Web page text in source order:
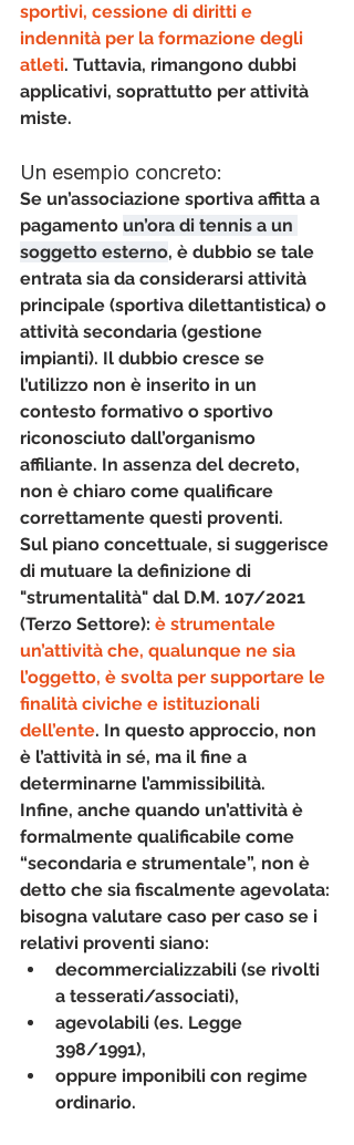
sportivi, cessione di diritti e
indennità per la formazione degli
atleti. Tuttavia, rimangono dubbi
applicativi, soprattutto per attività
miste.
Un esempio concreto:
Se un’associazione sportiva affitta a
pagamento un’ora di tennis a un
soggetto esterno, è dubbio se tale
entrata sia da considerarsi attività
principale (sportiva dilettantistica) o
attività secondaria (gestione
impianti). Il dubbio cresce se
l’utilizzo non è inserito in un
contesto formativo o sportivo
riconosciuto dall’organismo
affiliante. In assenza del decreto,
non è chiaro come qualificare
correttamente questi proventi.
Sul piano concettuale, si suggerisce
di mutuare la definizione di
"strumentalità" dal D.M. 107/2021
(Terzo Settore): è strumentale
un’attività che, qualunque ne sia
l’oggetto, è svolta per supportare le
finalità civiche e istituzionali
dell’ente. In questo approccio, non
è l’attività in sé, ma il fine a
determinarne l’ammissibilità.
Infine, anche quando un’attività è
formalmente qualificabile come
“secondaria e strumentale”, non è
detto che sia fiscalmente agevolata:
bisogna valutare caso per caso se i
relativi proventi siano:
decommercializzabili (se rivolti
a tesserati/associati),
agevolabili (es. Legge
398/1991),
oppure imponibili con regime
ordinario.